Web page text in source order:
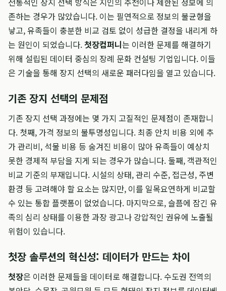
존하는 경우가 많았습니다. 이는 필연적으로 정보의 불균형을
낳고, 유족들이 충분한 비교 검토 없이 성급한 결정을 내리게 하
는 원인이 되었습니다.첫장컴퍼니는 이러한 문제를 해결하기
위해 설립된 데이터 중심의 장례 문화 컨설팅 기업입니다. 이들
은 기술을 통해 장지 선택의 새로운 패러다임을 열고 있습니다.
기존 장지 선택의 문제점
기존 장지 선택 과정에는 몇 가지 고질적인 문제점이 존재합니
다. 첫째, 가격 정보의 불투명성입니다. 최종 안치 비용 외에 추
가 관리비, 석물 비용 등 숨겨진 비용이 많아 유족들이 예상치
못한 경제적 부담을 지게 되는 경우가 많습니다. 둘째, 객관적인
비교 기준의 부재입니다. 시설의 상태, 관리 수준, 접근성, 주변
환경 등 고려해야 할 요소는 많지만, 이를 일목요연하게 비교할
수 있는 통합 플랫폼이 없었습니다. 마지막으로, 슬픔에 잠긴 유
족의 심리 상태를 이용한 과장 광고나 강압적인 권유에 노출될
위험이 있습니다.
첫장 솔루션의 혁신성: 데이터가 만드는 차이
첫장은 이러한 문제들을 데이터로 해결합니다. 수도권 전역의